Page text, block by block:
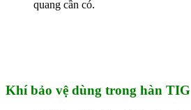
quang cần có.
Khí bảo vệ dùng trong hàn TIG